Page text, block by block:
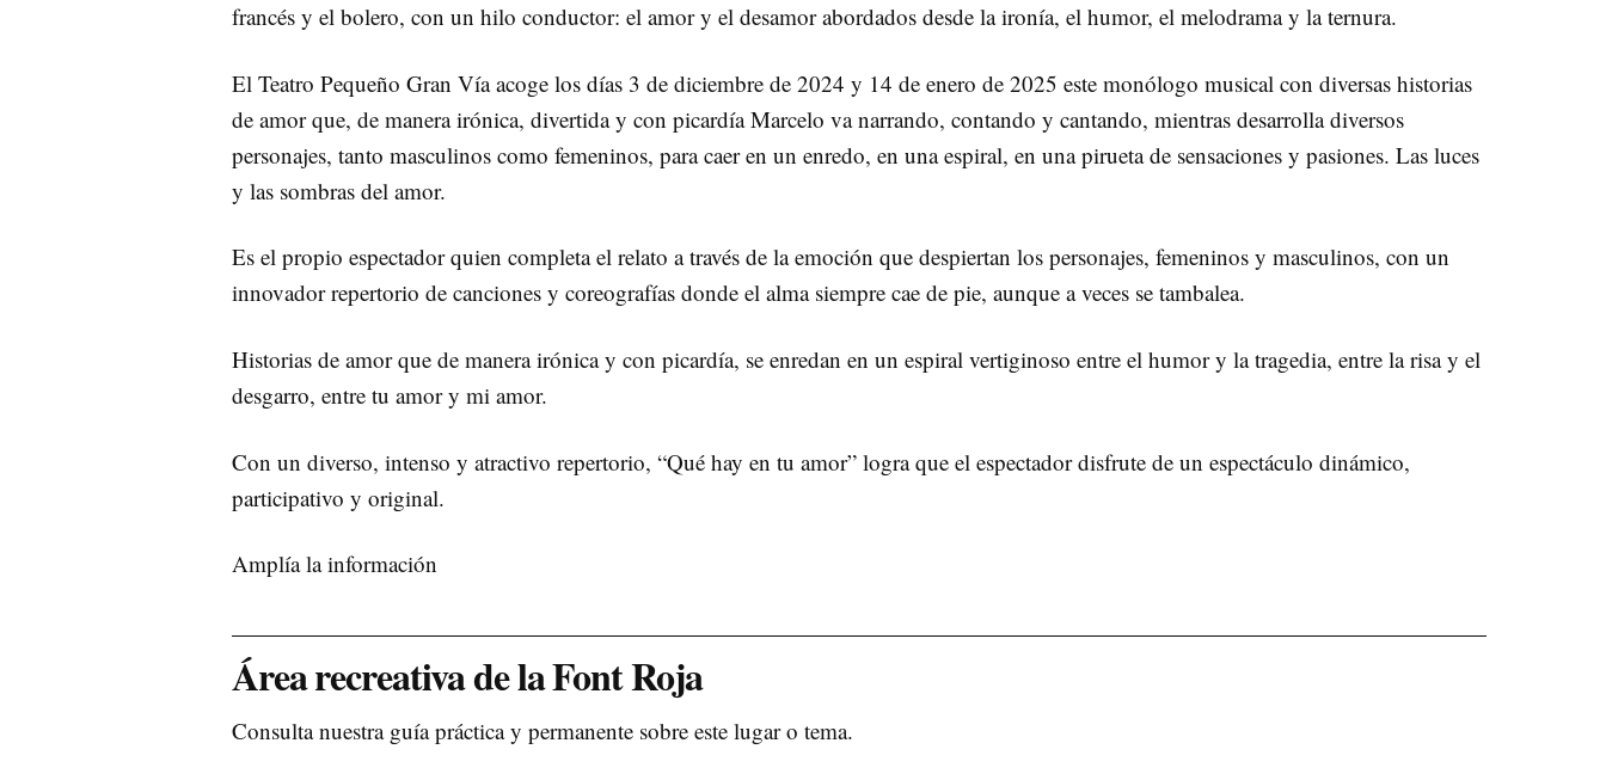
francés y el bolero, con un hilo conductor: el amor y el desamor abordados desde la ironía, el humor, el melodrama y la ternura.
El Teatro Pequeño Gran Vía acoge los días 3 de diciembre de 2024 y 14 de enero de 2025 este monólogo musical con diversas historias
de amor que, de manera irónica, divertida y con picardía Marcelo va narrando, contando y cantando, mientras desarrolla diversos
personajes, tanto masculinos como femeninos, para caer en un enredo, en una espiral, en una pirueta de sensaciones y pasiones. Las luces
y las sombras del amor.
Es el propio espectador quien completa el relato a través de la emoción que despiertan los personajes, femeninos y masculinos, con un
innovador repertorio de canciones y coreografías donde el alma siempre cae de pie, aunque a veces se tambalea.
Historias de amor que de manera irónica y con picardía, se enredan en un espiral vertiginoso entre el humor y la tragedia, entre la risa y el
desgarro, entre tu amor y mi amor.
Con un diverso, intenso y atractivo repertorio, “Qué hay en tu amor” logra que el espectador disfrute de un espectáculo dinámico,
participativo y original.
Amplía la información
Área recreativa de la Font Roja
Consulta nuestra guía práctica y permanente sobre este lugar o tema.